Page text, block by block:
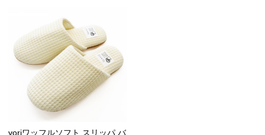
yoriワッフルソフト スリッパ バ